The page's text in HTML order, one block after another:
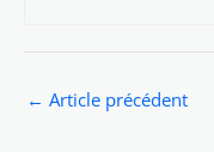
← Article précédent